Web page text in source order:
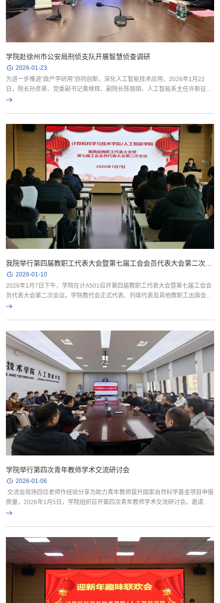
学院赴徐州市公安局刑侦支队开展智慧侦查调研
2026-01-23
为进一步推进“政产学研用”协同创新，深化人工智能技术应用，2026年1月22
日，院长孙彦景、党委副书记黄继辉、副院长陈朋朋、人工智能系主任许新征、
姚睿教授、人工智能系教师马振国及数据科学与工程系教师佟毓来一行赴徐州市
析、数据资源整合以及信息化实战应用等方面的工作进展...
我院举行第四届教职工代表大会暨第七届工会会员代表大会第二次会
议 2026-01-10
2026年1月7日下午，学院在计A501召开第四届教职工代表大会暨第七届工会会
员代表大会第二次会议。学院教代会正式代表、列席代表及其他教职工出席会
议。院党委副书记黄继辉主持开幕式，副院长袁冠主持闭幕式。
学院举行第四次青年教师学术交流研讨会
2026-01-06
交流会现场四位老师作经验分享为助力青年教师提升国家自然科学基金项目申报
质量，2026年1月5日，学院组织召开第四次青年教师学术交流研讨会。邀请四
位教师作基金申报经验分享，三十余名青年教师参加研讨会。会上，孙彦景院长
慎对待研究方向调整，若涉及学科交叉，需有前期成果...